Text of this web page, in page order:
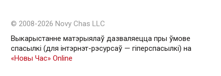
© 2008-2026 Novy Chas LLC
Выкарыстанне матэрыялаў дазваляецца пры ўмове
спасылкі (для інтэрнэт-рэсурсаў — гiперспасылкi) на
«Новы Час» Online